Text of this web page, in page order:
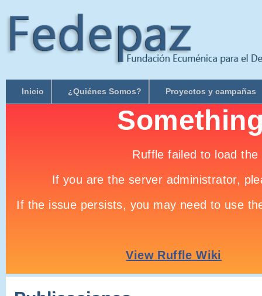
Inicio ¿Quiénes Somos? Proyectos y campañas